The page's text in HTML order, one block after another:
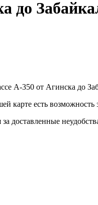
до
А-350 от Агинска до
карте есть
доставленные